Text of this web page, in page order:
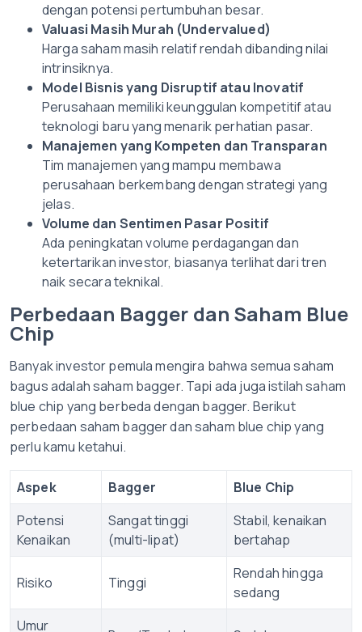
dengan potensi pertumbuhan besar.
Valuasi Masih Murah (Undervalued)
Harga saham masih relatif rendah dibanding nilai
intrinsiknya.
Model Bisnis yang Disruptif atau Inovatif
Perusahaan memiliki keunggulan kompetitif atau
teknologi baru yang menarik perhatian pasar.
Manajemen yang Kompeten dan Transparan
Tim manajemen yang mampu membawa
perusahaan berkembang dengan strategi yang
jelas.
Volume dan Sentimen Pasar Positif
Ada peningkatan volume perdagangan dan
ketertarikan investor, biasanya terlihat dari tren
naik secara teknikal.
Perbedaan Bagger dan Saham Blue
Chip
Banyak investor pemula mengira bahwa semua saham
bagus adalah saham bagger. Tapi ada juga istilah saham
blue chip yang berbeda dengan bagger. Berikut
perbedaan saham bagger dan saham blue chip yang
perlu kamu ketahui.
Aspek Bagger
Blue Chip
Potensi
Kenaikan
Sangat tinggi
(multi-lipat)
Stabil, kenaikan
bertahap
Risiko Tinggi
Rendah hingga
sedang
Umur